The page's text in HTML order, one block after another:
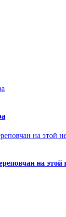
на этой